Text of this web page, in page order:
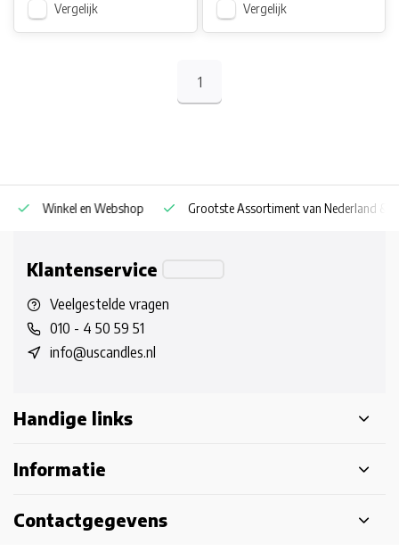
Vergelijk Vergelijk
1
Winkel en Webshop Grootste Assortiment van Nederland &
Klantenservice
Veelgestelde vragen
010 - 4 50 59 51
info@uscandles.nl
Handige links
Informatie
Contactgegevens